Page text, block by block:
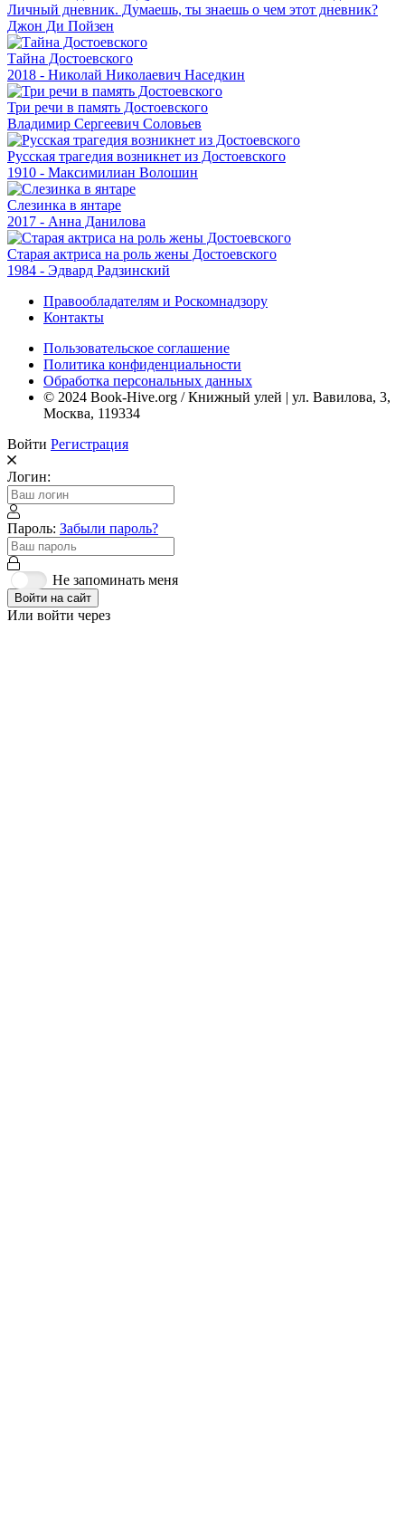
Личный дневник. Думаешь, ты знаешь о чем этот дневник?
Джон Ди Пойзен
Тайна Достоевского
2018 - Николай Николаевич Наседкин
Три речи в память Достоевского
Владимир Сергеевич Соловьев
Русская трагедия возникнет из Достоевского
1910 - Максимилиан Волошин
Слезинка в янтаре
2017 - Анна Данилова
Старая актриса на роль жены Достоевского
1984 - Эдвард Радзинский
Правообладателям и Роскомнадзору
Контакты
Пользовательское соглашение
Политика конфиденциальности
Обработка персональных данных
© 2024 Book-Hive.org / Книжный улей | ул. Вавилова, 3,
Москва, 119334
Войти Регистрация
Логин:
Пароль: Забыли пароль?
Не запоминать меня
Войти на сайт
Или войти через